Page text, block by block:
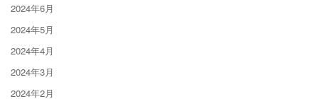
2024年6月
2024年5月
2024年4月
2024年3月
2024年2月